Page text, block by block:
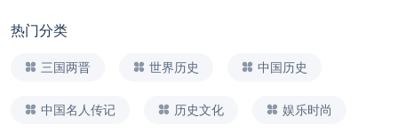
热门分类
三国两晋 世界历史 中国历史
中国名人传记 历史文化 娱乐时尚